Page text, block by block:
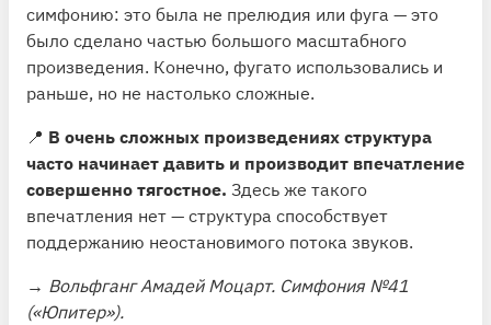
симфонию: это была не прелюдия или фуга — это
было сделано частью большого масштабного
произведения. Конечно, фугато использовались и
раньше, но не настолько сложные.
📍 В очень сложных произведениях структура
часто начинает давить и производит впечатление
совершенно тягостное. Здесь же такого
впечатления нет — структура способствует
поддержанию неостановимого потока звуков.
→ Вольфганг Амадей Моцарт. Симфония №41
(«Юпитер»).